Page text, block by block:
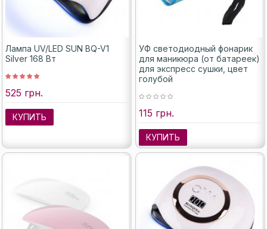
Лампа UV/LED SUN BQ-V1
Silver 168 Вт
525 грн.
КУПИТЬ
УФ светодиодный фонарик
для маникюра (от батареек)
для экспресс сушки, цвет
голубой
115 грн.
КУПИТЬ